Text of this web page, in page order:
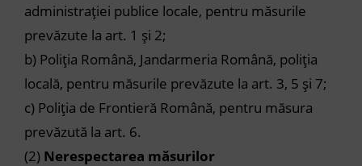
administrației publice locale, pentru măsurile
prevăzute la art. 1 și 2;
b) Poliția Română, Jandarmeria Română, poliția
locală, pentru măsurile prevăzute la art. 3, 5 și 7;
c) Poliția de Frontieră Română, pentru măsura
prevăzută la art. 6.
(2) Nerespectarea măsurilor